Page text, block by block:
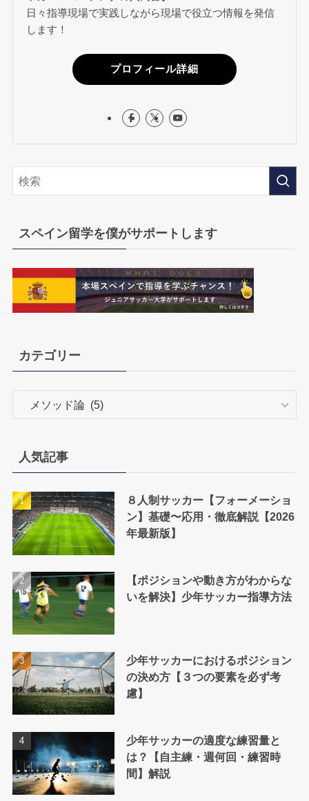
日々指導現場で実践しながら現場で役立つ情報を発信
します！
プロフィール詳細
スペイン留学を僕がサポートします
カテゴリー
ー
人気記事
８人制サッカー【フォーメーショ
ン】基礎〜応用・徹底解説【2026
年最新版】
【ポジションや動き方がわからな
いを解決】少年サッカー指導方法
少年サッカーにおけるポジション
の決め方【３つの要素を必ず考
慮】
少年サッカーの適度な練習量と
は？【自主練・週何回・練習時
間】解説